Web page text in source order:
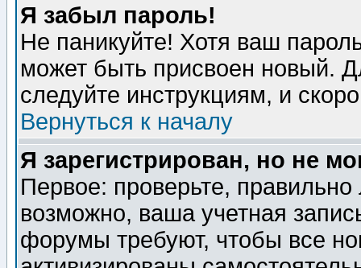
Я забыл пароль!
Не паникуйте! Хотя ваш
может быть присвоен новый.
следуйте инструкциям, и
Вернуться к началу
Я зарегистрирован, но не
Первое: проверьте,
возможно, ваша учетная
форумы требуют, чтобы все